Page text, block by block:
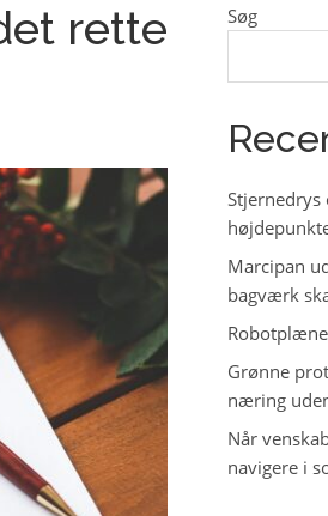
rette
Søg
Stjernedrys
Marcipan
bagværk
Grønne
næring
Når
navigere i